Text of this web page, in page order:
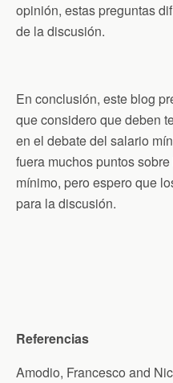
opinión, estas preguntas
de la discusión.
En conclusión, este blog
que considero que deben
en el debate del salario
fuera muchos puntos
mínimo, pero espero que
para la discusión.
Referencias
Amodio, Francesco and